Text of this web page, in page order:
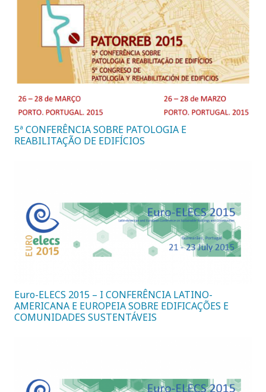
5ª CONFERÊNCIA SOBRE PATOLOGIA E
REABILITAÇÃO DE EDIFÍCIOS
Euro-ELECS 2015 – I CONFERÊNCIA LATINO-
AMERICANA E EUROPEIA SOBRE EDIFICAÇÕES E
COMUNIDADES SUSTENTÁVEIS